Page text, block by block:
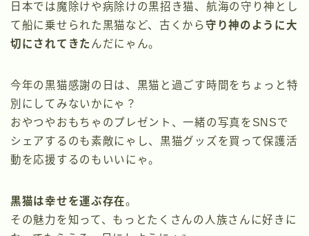
日本では魔除けや病除けの黒招き猫、航海の守り神とし
て船に乗せられた黒猫など、古くから守り神のように大
切にされてきた んだにゃん。
今年の黒猫感謝の日は、黒猫と過ごす時間をちょっと特
別にしてみないかにゃ？
おやつやおもちゃのプレゼント、一緒の写真をSNSで
シェアするのも素敵にゃし、黒猫グッズを買って保護活
動を応援するのもいいにゃ。
黒猫は幸せを運ぶ存在。
その魅力を知って、もっとたくさんの人族さんに好きに